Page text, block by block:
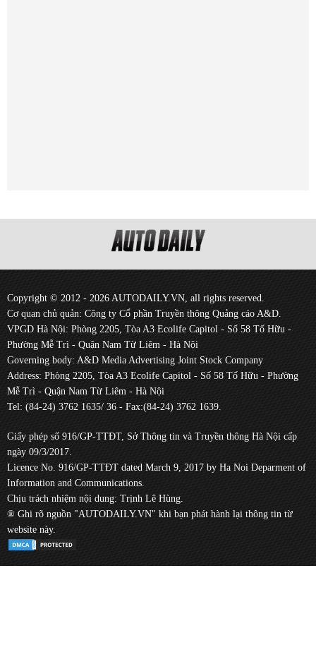
Copyright © 2012 - 2026 AUTODAILY.VN, all rights reserved.
Cơ quan chủ quản: Công ty Cổ phần Truyền thông Quảng cáo A&D.
VPGD Hà Nội: Phòng 2205, Tòa A3 Ecolife Capitol - Số 58 Tố Hữu -
Phường Mễ Trì - Quận Nam Từ Liêm - Hà Nội
Governing body: A&D Media Advertising Joint Stock Company
Address: Phòng 2205, Tòa A3 Ecolife Capitol - Số 58 Tố Hữu - Phường
Mễ Trì - Quận Nam Từ Liêm - Hà Nội
Tel: (84-24) 3762 1635/ 36 - Fax:(84-24) 3762 1639.
Giấy phép số 916/GP-TTĐT, Sở Thông tin và Truyền thông Hà Nội cấp
ngày 09/3/2017.
Licence No. 916/GP-TTĐT dated March 9, 2017 by Ha Noi Deparment of
Information and Communications.
Chịu trách nhiệm nội dung: Trịnh Lê Hùng.
® Ghi rõ nguồn "AUTODAILY.VN" khi bạn phát hành lại thông tin từ
website này.